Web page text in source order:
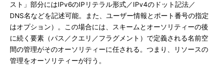
スト」部分にはIPv6のIPリテラル形式／IPv4のドット記法／
DNS名などを記述可能。また、ユーザー情報とポート番号の指定
はオプション）。この場合には、スキームとオーソリティーの後
に続く要素（パス／クエリ／フラグメント）で定義される名前空
間の管理がそのオーソリティーに任される。つまり、リソースの
管理をオーソリティーが行う。